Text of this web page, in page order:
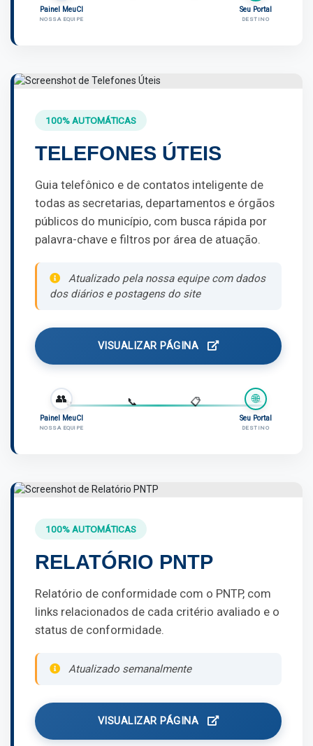
Painel MeuCI
NOSSA EQUIPE
Seu Portal
DESTINO
100% AUTOMÁTICAS
TELEFONES ÚTEIS
Guia telefônico e de contatos inteligente de
todas as secretarias, departamentos e órgãos
públicos do município, com busca rápida por
palavra-chave e filtros por área de atuação.
Atualizado pela nossa equipe com dados
dos diários e postagens do site
VISUALIZAR PÁGINA
👥
Painel MeuCI
NOSSA EQUIPE
📝
📋 📞
✨ 🌐
Seu Portal
DESTINO
100% AUTOMÁTICAS
RELATÓRIO PNTP
Relatório de conformidade com o PNTP, com
links relacionados de cada critério avaliado e o
status de conformidade.
Atualizado semanalmente
VISUALIZAR PÁGINA